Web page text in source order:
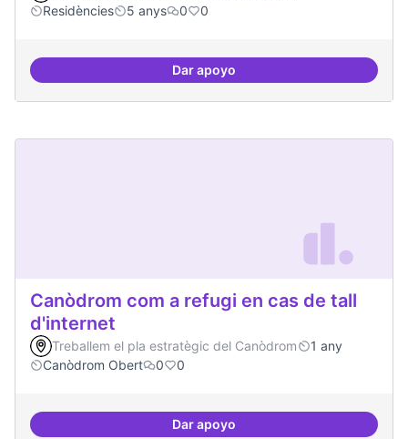
Residències
5 anys 0 0
Dar apoyoCanòdrom com a espai de
Canòdrom com a refugi en cas de tall
d'internet
Treballem el pla estratègic del Canòdrom
1 any
Canòdrom Obert
0 0
Dar apoyoCanòdrom com a refugi en cas